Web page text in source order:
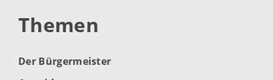
Themen
Der Bürgermeister